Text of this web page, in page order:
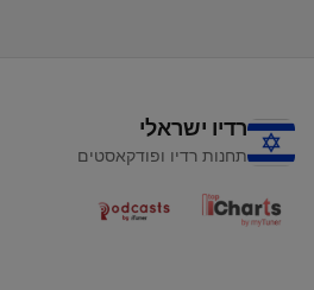
רדיו ישראלי
תחנות רדיו ופודקאסטים